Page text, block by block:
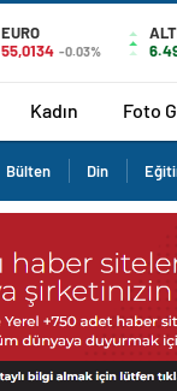
EURO
55,0134 -0.03%
Kadın Foto
Bülten Din